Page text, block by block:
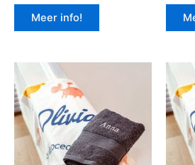
Meer info!